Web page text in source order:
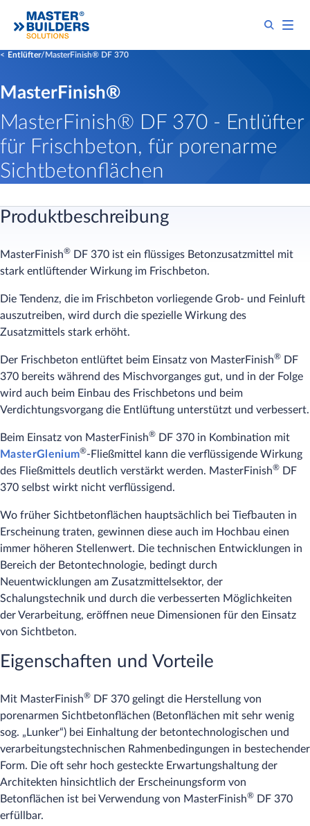
Entlüfter MasterFinish® DF 370
MasterFinish®
MasterFinish® DF 370 - Entlüfter
für Frischbeton, für porenarme
Sichtbetonflächen
Produktbeschreibung
MasterFinish® DF 370 ist ein flüssiges Betonzusatzmittel mit
stark entlüftender Wirkung im Frischbeton.
Die Tendenz, die im Frischbeton vorliegende Grob- und Feinluft
auszutreiben, wird durch die spezielle Wirkung des
Zusatzmittels stark erhöht.
Der Frischbeton entlüftet beim Einsatz von MasterFinish® DF
370 bereits während des Mischvorganges gut, und in der Folge
wird auch beim Einbau des Frischbetons und beim
Verdichtungsvorgang die Entlüftung unterstützt und verbessert.
Beim Einsatz von MasterFinish® DF 370 in Kombination mit
MasterGlenium®-Fließmittel kann die verflüssigende Wirkung
des Fließmittels deutlich verstärkt werden. MasterFinish® DF
370 selbst wirkt nicht verflüssigend.
Wo früher Sichtbetonflächen hauptsächlich bei Tiefbauten in
Erscheinung traten, gewinnen diese auch im Hochbau einen
immer höheren Stellenwert. Die technischen Entwicklungen in
Bereich der Betontechnologie, bedingt durch
Neuentwicklungen am Zusatzmittelsektor, der
Schalungstechnik und durch die verbesserten Möglichkeiten
der Verarbeitung, eröffnen neue Dimensionen für den Einsatz
von Sichtbeton.
Eigenschaften und Vorteile
Mit MasterFinish® DF 370 gelingt die Herstellung von
porenarmen Sichtbetonflächen (Betonflächen mit sehr wenig
sog. „Lunker“) bei Einhaltung der betontechnologischen und
verarbeitungstechnischen Rahmenbedingungen in bestechender
Form. Die oft sehr hoch gesteckte Erwartungshaltung der
Architekten hinsichtlich der Erscheinungsform von
Betonflächen ist bei Verwendung von MasterFinish® DF 370
erfüllbar.